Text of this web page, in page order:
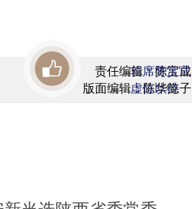
责任编辑：陈宝成
版面编辑：陈华懿子
首席赞赏官
虚位以待